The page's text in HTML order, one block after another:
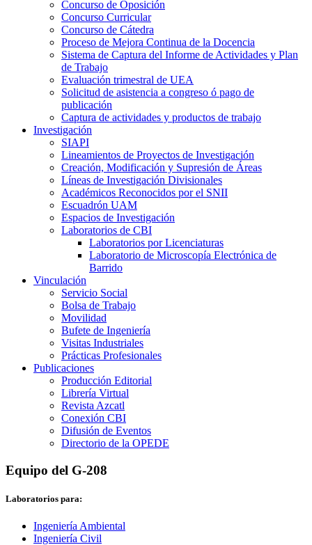
Concurso de Oposición
Concurso Curricular
Concurso de Cátedra
Proceso de Mejora Continua de la Docencia
Sistema de Captura del Informe de Actividades y Plan
de Trabajo
Evaluación trimestral de UEA
Solicitud de asistencia a congreso ó pago de
publicación
Captura de actividades y productos de trabajo
Investigación
SIAPI
Lineamientos de Proyectos de Investigación
Creación, Modificación y Supresión de Áreas
Líneas de Investigación Divisionales
Académicos Reconocidos por el SNII
Escuadrón UAM
Espacios de Investigación
Laboratorios de CBI
Laboratorios por Licenciaturas
Laboratorio de Microscopía Electrónica de
Barrido
Vinculación
Servicio Social
Bolsa de Trabajo
Movilidad
Bufete de Ingeniería
Visitas Industriales
Prácticas Profesionales
Publicaciones
Producción Editorial
Librería Virtual
Revista Azcatl
Conexión CBI
Difusión de Eventos
Directorio de la OPEDE
Equipo del G-208
Laboratorios para:
Ingeniería Ambiental
Ingeniería Civil